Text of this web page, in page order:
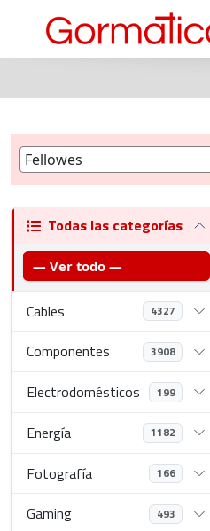
Todas las categorías
— Ver todo —
Cables 4327
Componentes 3908
Electrodomésticos 199
Energía 1182
Fotografía 166
Gaming 493